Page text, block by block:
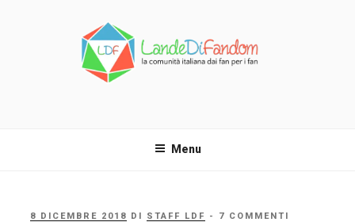
Menu
PUBBLICATO
8 DICEMBRE 2018 DI STAFF LDF - 7 COMMENTI